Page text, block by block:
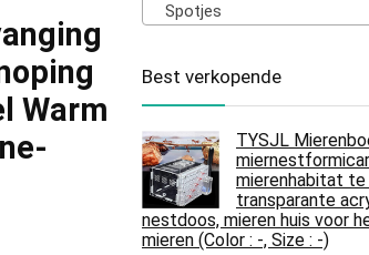
Warm
Spotjes
Best verkopende
TYSJL
mierenhabitat te
transparante
nestdoos, mieren huis voor
mieren (Color : -, Size : -)